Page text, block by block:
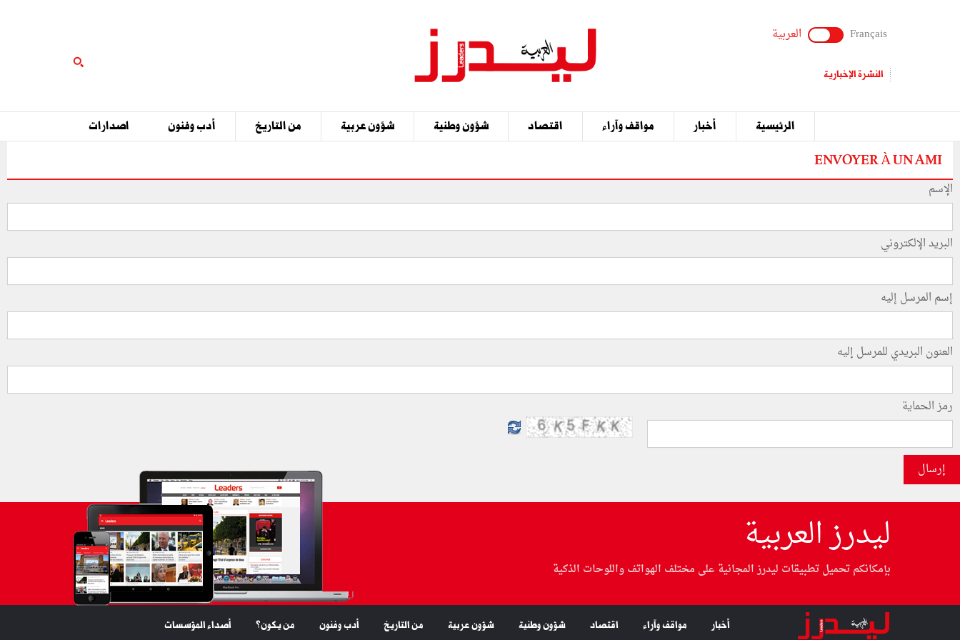
Français العربية
النشرة الإخبارية
الرئيسية أخبار مواقف وآراء اقتصاد شؤون وطنية شؤون عربية من التاريخ أدب وفنون اصدارات
ENVOYER À UN AMI
الإسم
البريد الإلكتروني
إسم المرسل إليه
العنون البريدي للمرسل إليه
رمز الحماية
إرسال
ليدرز العربية
بإمكانكم تحميل تطبيقات ليدرز المجانية على مختلف الهواتف واللوحات الذكية
أخبار مواقف وآراء اقتصاد شؤون وطنية شؤون عربية من التاريخ أدب وفنون من يكون؟ أصداء المؤسسات